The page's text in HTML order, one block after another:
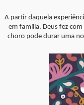
A partir daquela
em família. Deus fez
choro pode durar uma